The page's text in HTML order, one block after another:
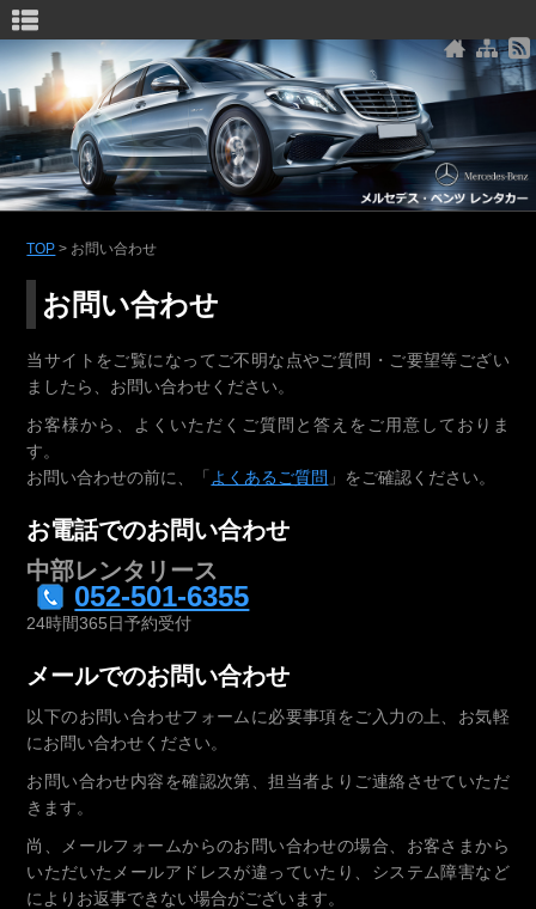
メルセデス・ベンツ レンタカー
TOP > お問い合わせ
お問い合わせ
当サイトをご覧になってご不明な点やご質問・ご要望等ござい
ましたら、お問い合わせください。
お客様から、よくいただくご質問と答えをご用意しておりま
す。
お問い合わせの前に、「よくあるご質問 」をご確認ください。
お電話でのお問い合わせ
中部レンタリース
052-501-6355
24時間365日予約受付
メールでのお問い合わせ
以下のお問い合わせフォームに必要事項をご入力の上、お気軽
にお問い合わせください。
お問い合わせ内容を確認次第、担当者よりご連絡させていただ
きます。
尚、メールフォームからのお問い合わせの場合、お客さまから
いただいたメールアドレスが違っていたり、システム障害など
によりお返事できない場合がございます。